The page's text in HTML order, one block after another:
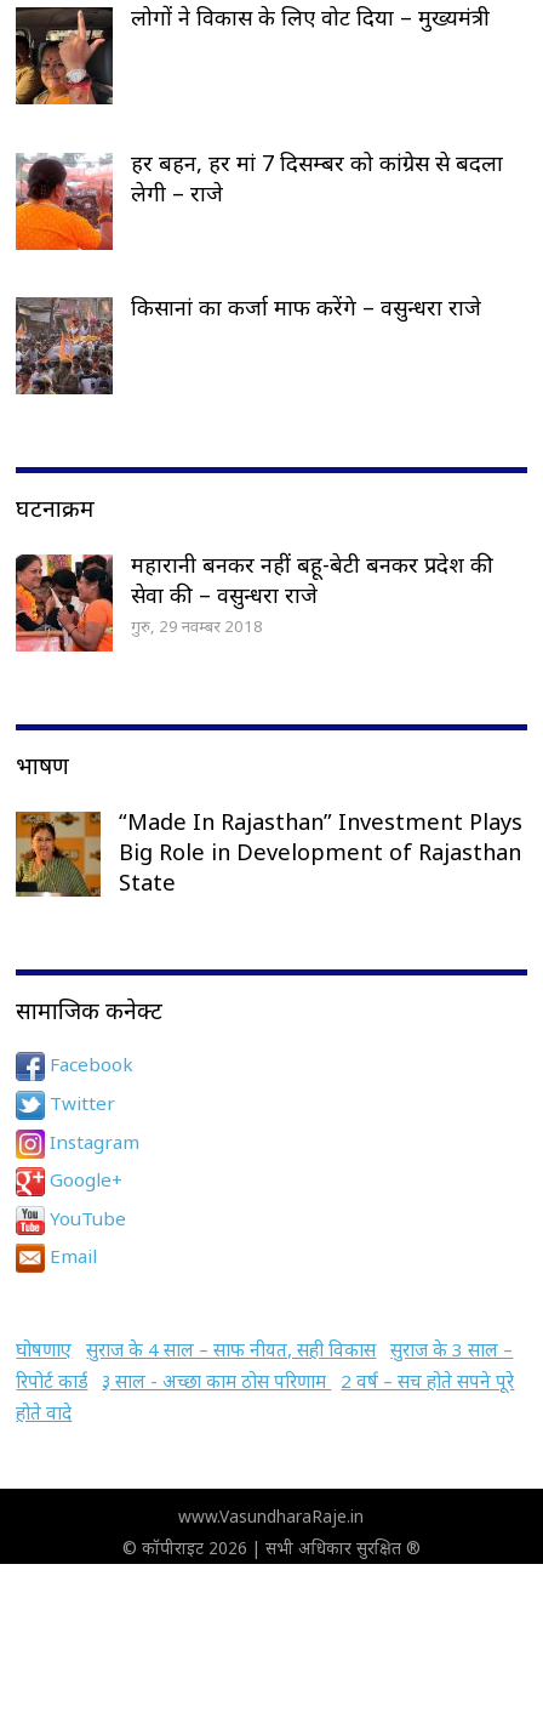
लोगों ने विकास के लिए वोट दिया – मुख्यमंत्री
हर बहन, हर मां 7 दिसम्बर को कांग्रेस से बदला
लेगी – राजे
किसानां का कर्जा माफ करेंगे – वसुन्धरा राजे
घटनाक्रम
महारानी बनकर नहीं बहू-बेटी बनकर प्रदेश की
सेवा की – वसुन्धरा राजे
गुरु, 29 नवम्बर 2018
भाषण
“Made In Rajasthan” Investment Plays
Big Role in Development of Rajasthan
State
सामाजिक कनेक्ट
Facebook
Twitter
Instagram
Google+
YouTube
Email
घोषणाए सुराज के 4 साल – साफ नीयत, सही विकास सुराज के 3 साल –
रिपोर्ट कार्ड
३ साल - अच्छा काम ठोस परिणाम
2 वर्ष – सच होते सपने पूरे
होते वादे
www.VasundharaRaje.in
© कॉपीराइट 2026 | सभी अधिकार सुरक्षित ®